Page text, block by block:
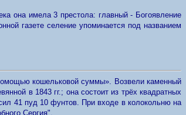
она имела 3 престола: главный - Богоявление
газете селение упоминается под названием
кошельковой суммы». Возвели каменный
в 1843 гг.; она состоит из трёх квадратных
41 пуд 10 фунтов. При входе в колокольню на
Сергия".